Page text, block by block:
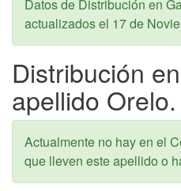
Datos de Distribución en
actualizados el 17 de
Distribución
apellido Orelo.
Actualmente no hay en el
que lleven este apellido o